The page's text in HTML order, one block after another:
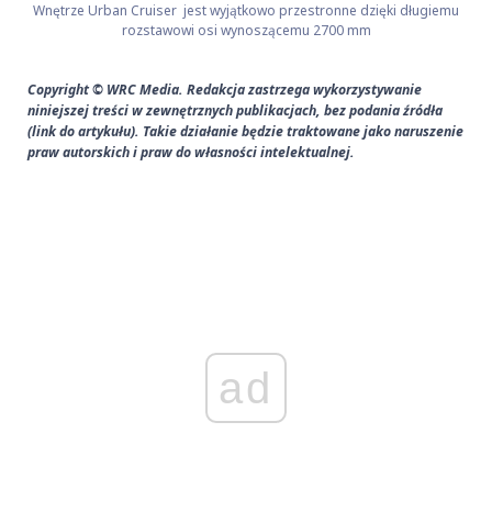
Wnętrze Urban Cruiser jest wyjątkowo przestronne dzięki długiemu
rozstawowi osi wynoszącemu 2700 mm
Copyright © WRC Media. Redakcja zastrzega wykorzystywanie
niniejszej treści w zewnętrznych publikacjach, bez podania źródła
(link do artykułu). Takie działanie będzie traktowane jako naruszenie
praw autorskich i praw do własności intelektualnej.
ad